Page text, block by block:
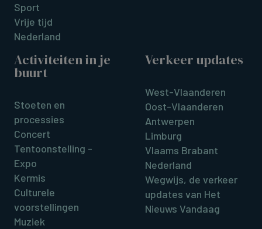
Sport
Vrije tijd
Nederland
Activiteiten in je
buurt
Stoeten en
processies
Concert
Tentoonstelling -
Expo
Kermis
Culturele
voorstellingen
Muziek
Verkeer updates
West-Vlaanderen
Oost-Vlaanderen
Antwerpen
Limburg
Vlaams Brabant
Nederland
Wegwijs, de verkeer
updates van Het
Nieuws Vandaag